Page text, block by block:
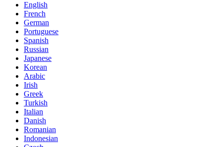
English
French
German
Portuguese
Spanish
Russian
Japanese
Korean
Arabic
Irish
Greek
Turkish
Italian
Danish
Romanian
Indonesian